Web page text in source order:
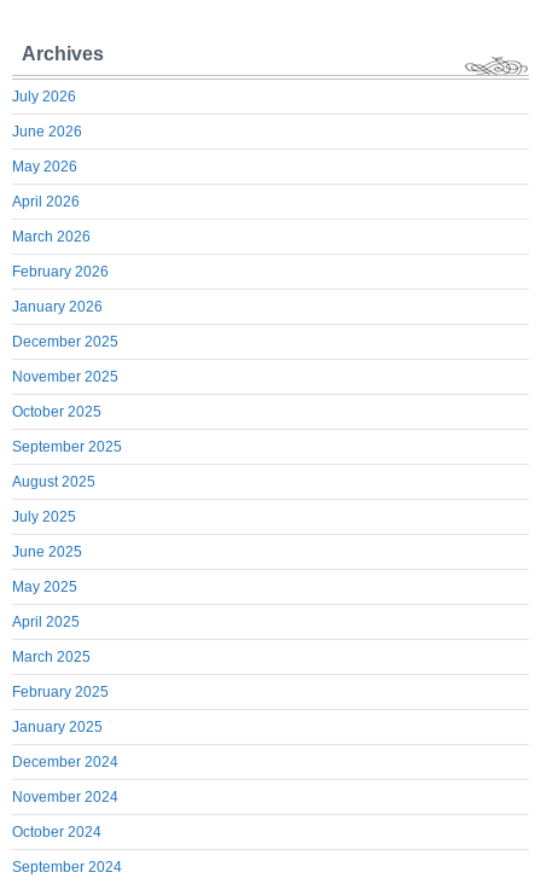
Archives
July 2026
June 2026
May 2026
April 2026
March 2026
February 2026
January 2026
December 2025
November 2025
October 2025
September 2025
August 2025
July 2025
June 2025
May 2025
April 2025
March 2025
February 2025
January 2025
December 2024
November 2024
October 2024
September 2024